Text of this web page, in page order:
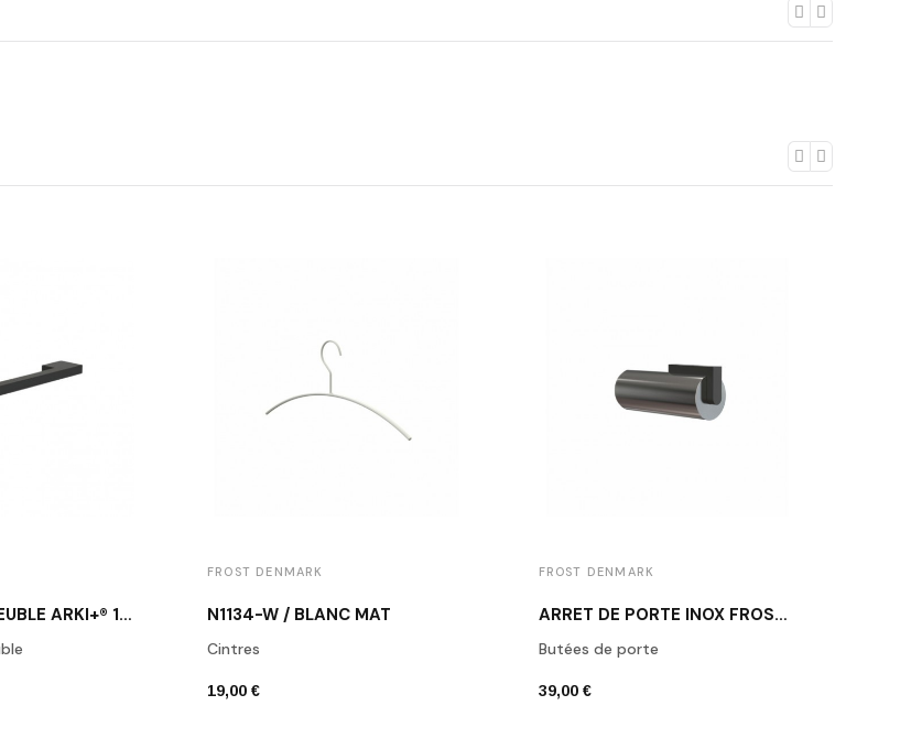
POIGNÉE DE MEUBLE ARKI+® 160 NOIR MAT
FROST DENMARK
N1134-W / BLANC MAT
Cintres
19,00 €
FROST DENMARK
ARRÊT DE PORTE INOX FROST N1931-1
Butées de porte
39,00 €